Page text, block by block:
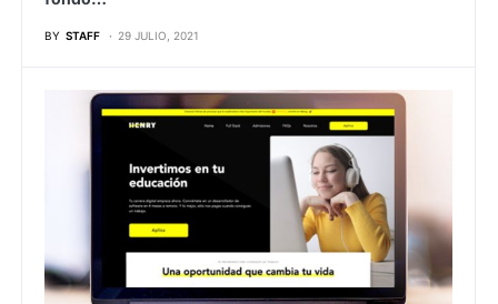
BY STAFF 29 JULIO, 2021